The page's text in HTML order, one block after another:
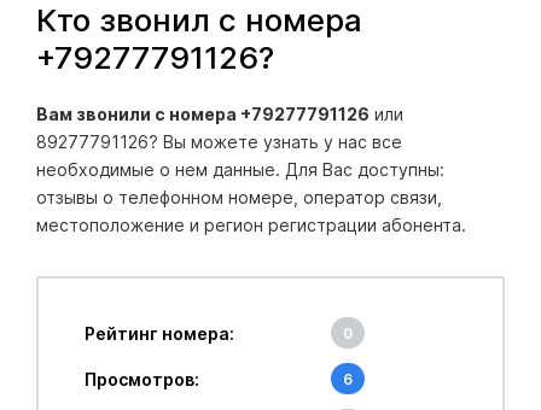
Кто звонил с номера
+79277791126?
Вам звонили с номера +79277791126 или
89277791126? Вы можете узнать у нас все
необходимые о нем данные. Для Вас доступны:
отзывы о телефонном номере, оператор связи,
местоположение и регион регистрации абонента.
Рейтинг номера: 0
Просмотров: 6